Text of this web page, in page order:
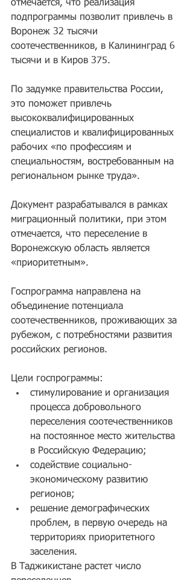
отмечается, что реализация
подпрограммы позволит привлечь в
Воронеж 32 тысячи
соотечественников, в Калининград 6
тысячи и в Киров 375.
По задумке правительства России,
это поможет привлечь
высококвалифицированных
специалистов и квалифицированных
рабочих «по профессиям и
специальностям, востребованным на
региональном рынке труда».
Документ разрабатывался в рамках
миграционный политики, при этом
отмечается, что переселение в
Воронежскую область является
«приоритетным».
Госпрограмма направлена на
объединение потенциала
соотечественников, проживающих за
рубежом, с потребностями развития
российских регионов.
Цели госпрограммы:
стимулирование и организация
процесса добровольного
переселения соотечественников
на постоянное место жительства
в Российскую Федерацию;
содействие социально-
экономическому развитию
регионов;
решение демографических
проблем, в первую очередь на
территориях приоритетного
заселения.
В Таджикистане растет число